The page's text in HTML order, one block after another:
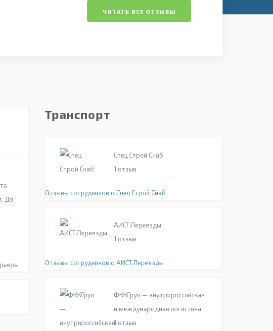
ЧИТАТЬ ВСЕ ОТЗЫВЫ
До
Транспорт
Спец Строй Снаб
1 отзыв
Отзывы сотрудников о Спец Строй Снаб
АИСТ.Переезды
1 отзыв
Отзывы сотрудников о АИСТ.Переезды
ФККГруп — внутрироссийская
и международная логистика
1 отзыв